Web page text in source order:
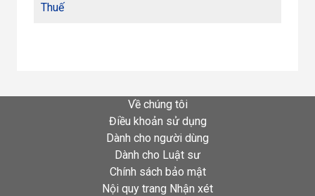
Thuế
Về chúng tôi
Điều khoản sử dụng
Dành cho người dùng
Dành cho Luật sư
Chính sách bảo mật
Nội quy trang Nhận xét